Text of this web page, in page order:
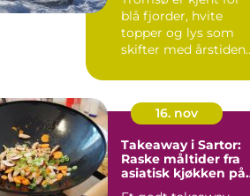
blå fjorder, hvite
topper og lys som
skifter med
16. nov
Takeaway i Sartor:
Raske måltider fra
asiatisk kjøkken på